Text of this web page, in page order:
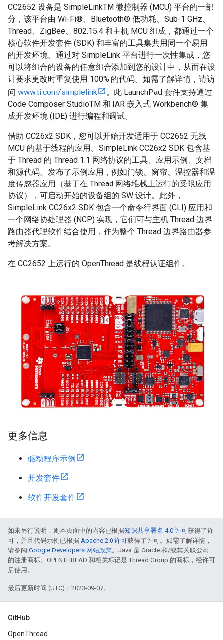
CC2652 设备是 SimpleLinkTM 微控制器 (MCU) 平台的一部
分，该平台由 Wi-Fi®、Bluetooth® 低功耗、Sub-1 GHz、
Thread、ZigBee、802.15.4 和主机 MCU 组成，都通过一个
核心软件开发套件 (SDK) 和丰富的工具集共用同一个易用
的开发环境。通过对 SimpleLink 平台进行一次性集成，您
可以将组合的设备的任意组合添加到您的设计中，从而在设
计要求更改时重复使用 100% 的代码。如需了解详情，请访
问 www.ti.com/simplelink
。此 LaunchPad 套件支持通过
Code Composer StudioTM 和 IAR 嵌入式 Workbench® 集
成开发环境 (IDE) 进行编程和调试。
借助 CC26x2 SDK，您可以开始开发适用于 CC2652 无线
MCU 的基于线程的应用。SimpleLink CC26x2 SDK 包含基
于 Thread 的 Thread 1.1 网络协议的工具、应用示例、文档
和源代码。发布了示例应用，例如门锁、窗帘、温控器和温
度传感器应用（基于在 Thread 网络堆栈上运行的受限应用
协议），可启动开始的设备组的 SW 设计。此外，
SimpleLink CC26x2 SDK 包含一个命令行界面 (CLI) 应用和
一个网络协处理器 (NCP) 实现，它们可与主机 Thread 边界
路由器代理软件结合使用，作为整个 Thread 边界路由器参
考解决方案。
在 CC2652 上运行的 OpenThread 是线程认证组件。
更多信息
驱动程序示例
开发套件
软件开发套件
如未另行说明，则本页面中的内容已根据知识共享署名 4.0 许可获得了许
可，并且代码示例已根据 Apache 2.0 许可获得了许可。如需了解详情，
请参阅 Google Developers 网站政策。Java 是 Oracle 和/或其关联公司
的注册商标。OPENTHREAD 和相关标记是 Thread Group 的商标，经许可
后使用。
最后更新时间 (UTC)：2023-09-07。
GitHub
OpenThread